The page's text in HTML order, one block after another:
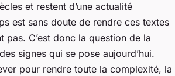
et restent d’une actualité
est sans doute de rendre ces textes
pas. C’est donc la question de la
signes qui se pose aujourd’hui.
pour rendre toute la complexité, la